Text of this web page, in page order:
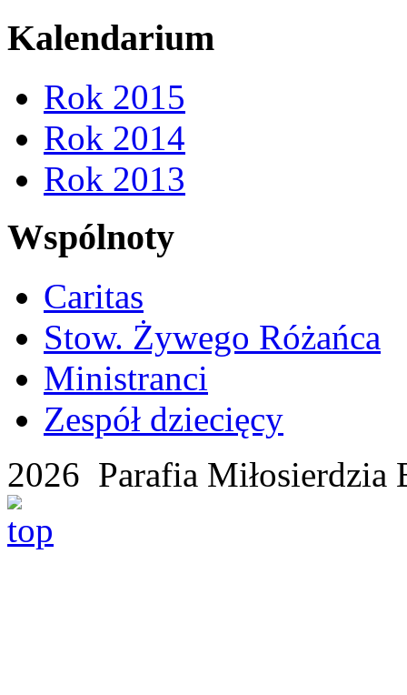
Kalendarium
Rok 2015
Rok 2014
Rok 2013
Wspólnoty
Caritas
Stow. Żywego Różańca
Ministranci
Zespół dziecięcy
2026 Parafia Miłosierdzia